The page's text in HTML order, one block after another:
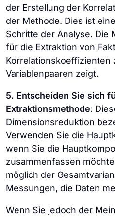
der Erstellung der
der Methode. Dies ist
Schritte der Analyse. Die
für die Extraktion von
Korrelationskoeffizienten
Variablenpaaren zeigt.
5. Entscheiden Sie sich
Extraktionsmethode:
Dimensionsreduktion
Verwenden Sie die
wenn Sie die
zusammenfassen
möglich der
Messungen, die Daten
Wenn Sie jedoch der